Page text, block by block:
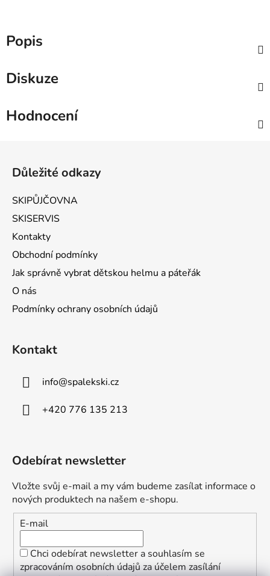
Popis
Diskuze
Hodnocení
Důležité odkazy
SKIPŮJČOVNA
SKISERVIS
Kontakty
Obchodní podmínky
Jak správně vybrat dětskou helmu a páteřák
O nás
Podmínky ochrany osobních údajů
Kontakt
info@spalekski.cz
+420 776 135 213
Odebírat newsletter
Vložte svůj e-mail a my vám budeme zasílat informace o
nových produktech na našem e-shopu.
E-mail
Chci odebírat newsletter a souhlasím se
zpracováním osobních údajů za účelem zasílání